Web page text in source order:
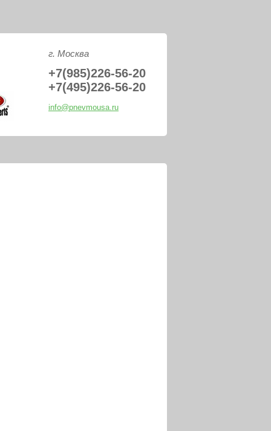
г. Москва
+7(985)226-56-20
+7(495)226-56-20
info@pnevmousa.ru